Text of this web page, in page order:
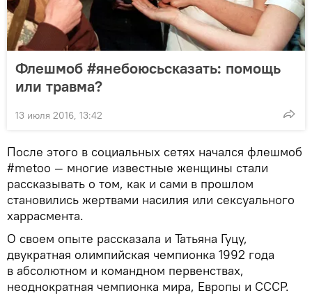
Флешмоб #янебоюсьсказать: помощь
или травма?
13 июля 2016, 13:42
После этого в социальных сетях начался флешмоб
#metoo — многие известные женщины стали
рассказывать о том, как и сами в прошлом
становились жертвами насилия или сексуального
харрасмента.
О своем опыте рассказала и Татьяна Гуцу,
двукратная олимпийская чемпионка 1992 года
в абсолютном и командном первенствах,
неоднократная чемпионка мира, Европы и СССР.